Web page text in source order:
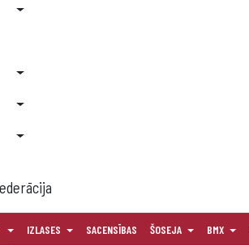
IZLASES SACENSĪBAS ŠOSEJA BMX